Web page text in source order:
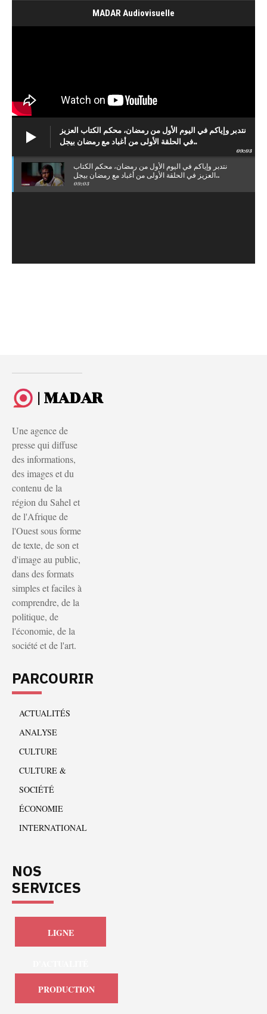
MADAR Audiovisuelle
نتدبر وإياكم في اليوم الأول من رمضان، محكم الكتاب العزيز
في الحلقة الأولى من أغباد مع رمضان بيجل..
09:03
نتدبر وإياكم في اليوم الأول من رمضان، محكم الكتاب
العزيز في الحلقة الأولى من أغباد مع رمضان بيجل..
09:03
| MADAR
Une agence de
presse qui diffuse
des informations,
des images et du
contenu de la
région du Sahel et
de l'Afrique de
l'Ouest sous forme
de texte, de son et
d'image au public,
dans des formats
simples et faciles à
comprendre, de la
politique, de
l'économie, de la
société et de l'art.
PARCOURIR
ACTUALITÉS
ANALYSE
CULTURE
CULTURE &
SOCIÉTÉ
ÉCONOMIE
INTERNATIONAL
NOS
SERVICES
LIGNE
PRODUCTION